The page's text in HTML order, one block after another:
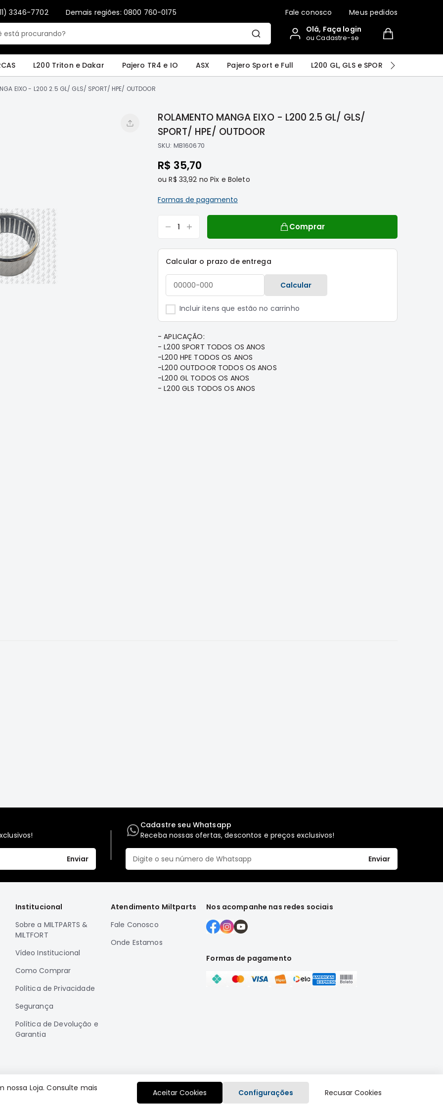
3346-7702 Demais regiões: 0800 760-0175 Fale conosco Meus pedidos
Olá, Faça login
ou Cadastre-se
L200 Triton e Dakar Pajero TR4 e IO ASX Pajero Sport e Full L200 GL, GLS e SPORT
EIXO - L200 2.5 GL/ GLS/ SPORT/ HPE/ OUTDOOR
ROLAMENTO MANGA EIXO - L200 2.5 GL/ GLS/
SPORT/ HPE/ OUTDOOR
SKU: MB160670
R$ 35,70
ouR$ 33,92 no Pix e Boleto
Formas de pagamento
Comprar
Calcular o prazo de entrega
Calcular
Incluir itens que estão no carrinho
- APLICAÇÃO:
- L200 SPORT TODOS OS ANOS
-L200 HPE TODOS OS ANOS
-L200 OUTDOOR TODOS OS ANOS
-L200 GL TODOS OS ANOS
- L200 GLS TODOS OS ANOS
Only registered users can write reviews. PleaseSign inor
Enviar
Cadastre seu Whatsapp
Receba nossas ofertas, descontos e preços exclusivos!
Enviar
Institucional
Sobre a MILTPARTS &
MILTFORT
Vídeo Institucional
Como Comprar
Política de Privacidade
Segurança
Política de Devolução e
Garantia
Atendimento Miltparts
Fale Conosco
Onde Estamos
Nos acompanhe nas redes sociais
Formas de pagamento
nossa Loja. Consulte mais
Aceitar Cookies Configurações Recusar Cookies